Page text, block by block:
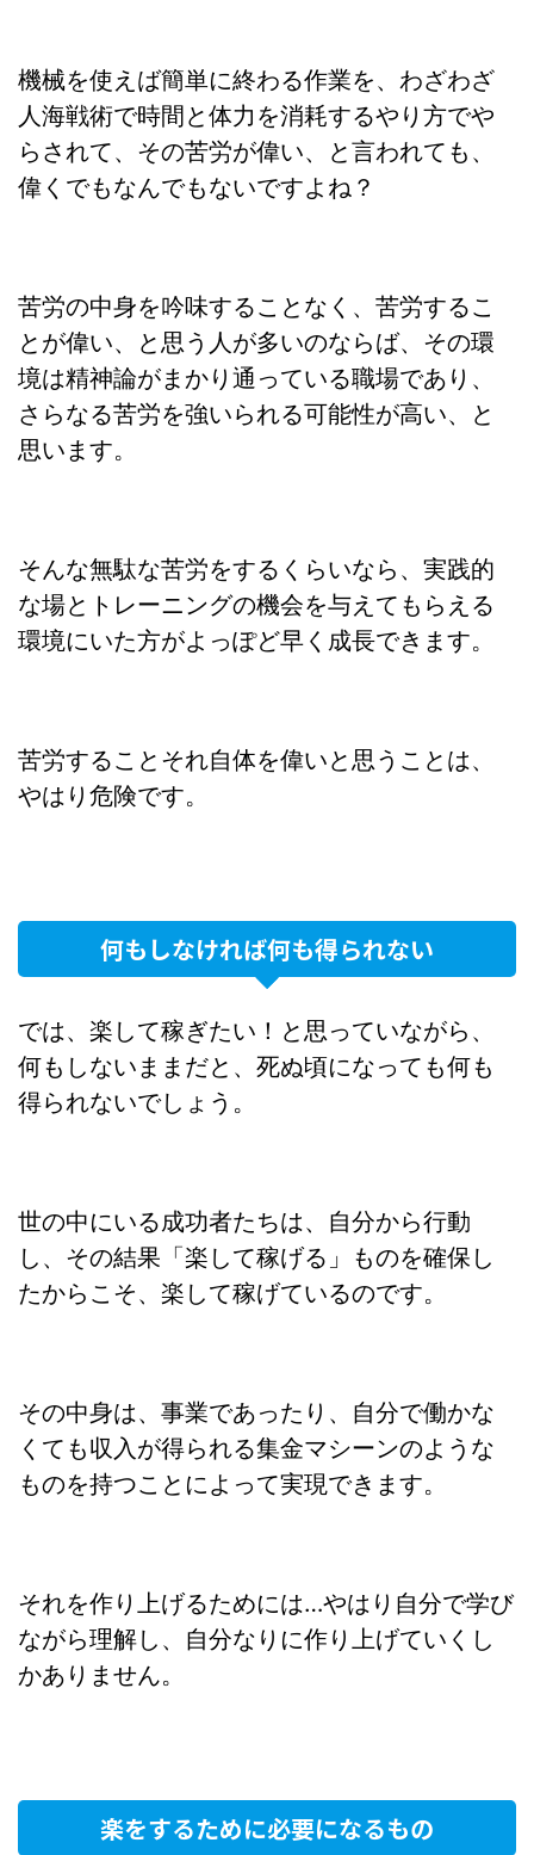
機械を使えば簡単に終わる作業を、わざわざ
人海戦術で時間と体力を消耗するやり方でや
らされて、その苦労が偉い、と言われても、
偉くでもなんでもないですよね？
苦労の中身を吟味することなく、苦労するこ
とが偉い、と思う人が多いのならば、その環
境は精神論がまかり通っている職場であり、
さらなる苦労を強いられる可能性が高い、と
思います。
そんな無駄な苦労をするくらいなら、実践的
な場とトレーニングの機会を与えてもらえる
環境にいた方がよっぽど早く成長できます。
苦労することそれ自体を偉いと思うことは、
やはり危険です。
何もしなければ何も得られない
では、楽して稼ぎたい！と思っていながら、
何もしないままだと、死ぬ頃になっても何も
得られないでしょう。
世の中にいる成功者たちは、自分から行動
し、その結果「楽して稼げる」ものを確保し
たからこそ、楽して稼げているのです。
その中身は、事業であったり、自分で働かな
くても収入が得られる集金マシーンのような
ものを持つことによって実現できます。
それを作り上げるためには…やはり自分で学び
ながら理解し、自分なりに作り上げていくし
かありません。
楽をするために必要になるもの